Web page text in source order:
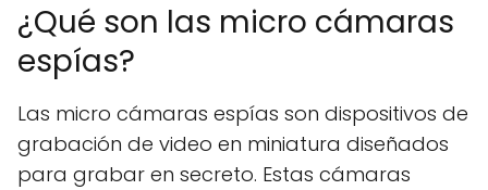
¿Qué son las micro cámaras
espías?
Las micro cámaras espías son dispositivos de
grabación de video en miniatura diseñados
para grabar en secreto. Estas cámaras